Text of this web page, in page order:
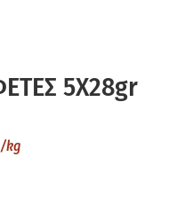
5X28gr
/kg